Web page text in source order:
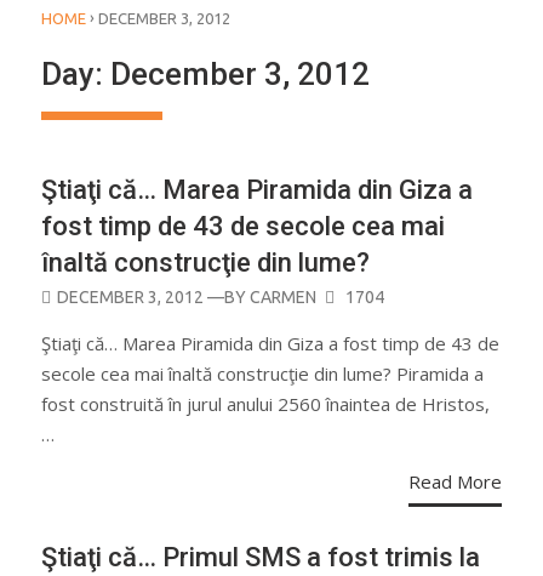
HOME › DECEMBER 3, 2012
Day: December 3, 2012
Ştiaţi că… Marea Piramida din Giza a
fost timp de 43 de secole cea mai
înaltă construcţie din lume?
POSTED
DECEMBER 3, 2012 —BYCARMEN 1704
Ştiaţi că… Marea Piramida din Giza a fost timp de 43 de
secole cea mai înaltă construcţie din lume? Piramida a
fost construită în jurul anului 2560 înaintea de Hristos,
…
Read More
Ştiaţi că… Primul SMS a fost trimis la